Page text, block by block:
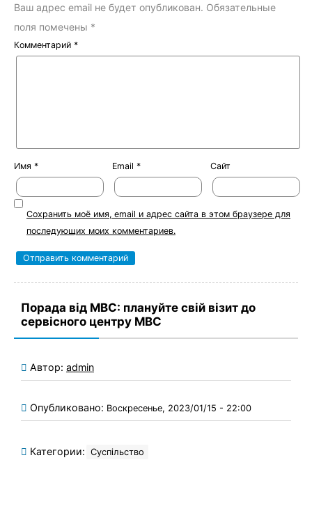
Ваш адрес email не будет опубликован. Обязательные
поля помечены *
Комментарий *
Имя * Email * Сайт
Сохранить моё имя, email и адрес сайта в этом браузере для
последующих моих комментариев.
Порада від МВС: плануйте свій візит до
сервісного центру МВС
Автор: admin
Опубликовано: Воскресенье, 2023/01/15 - 22:00
Категории: Суспільство